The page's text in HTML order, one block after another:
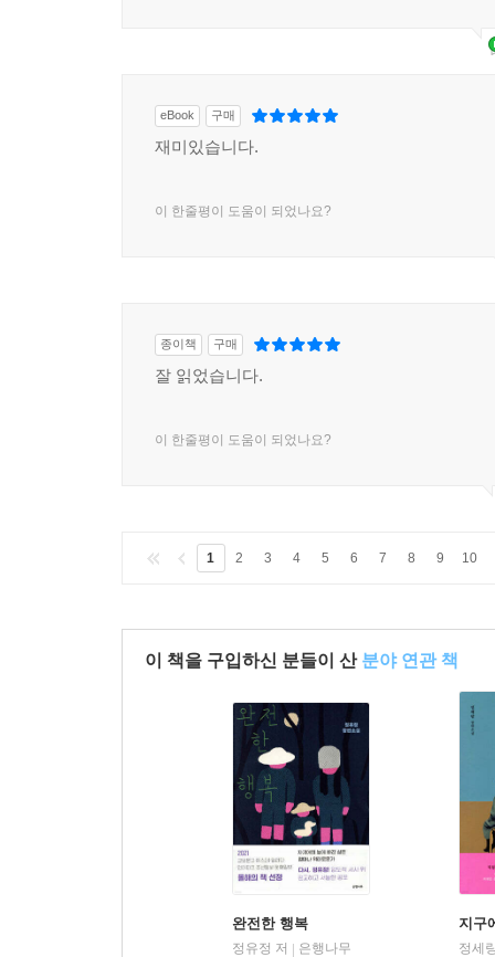
eBook 구매
재미있습니다.
이 한줄평이 도움이 되었나요?
종이책 구매
잘 읽었습니다.
이 한줄평이 도움이 되었나요?
1 2 3 4 5 6 7 8 9 10
이 책을 구입하신 분들이 산 분야 연관 책
완전한 행복
정유정 저 | 은행나무
지구
정세